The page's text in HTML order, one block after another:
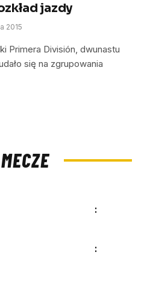
jazdy
2015
Primera División, dwunastu
się na zgrupowania
:
: